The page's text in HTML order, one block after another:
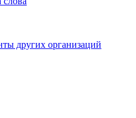
других организаций